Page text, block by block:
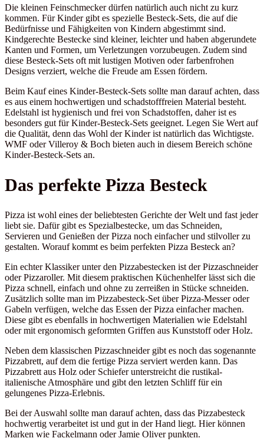
Die kleinen Feinschmecker dürfen natürlich auch nicht zu kurz
kommen. Für Kinder gibt es spezielle Besteck-Sets, die auf die
Bedürfnisse und Fähigkeiten von Kindern abgestimmt sind.
Kindgerechte Bestecke sind kleiner, leichter und haben abgerundete
Kanten und Formen, um Verletzungen vorzubeugen. Zudem sind
diese Besteck-Sets oft mit lustigen Motiven oder farbenfrohen
Designs verziert, welche die Freude am Essen fördern.
Beim Kauf eines Kinder-Besteck-Sets sollte man darauf achten, dass
es aus einem hochwertigen und schadstofffreien Material besteht.
Edelstahl ist hygienisch und frei von Schadstoffen, daher ist es
besonders gut für Kinder-Besteck-Sets geeignet. Legen Sie Wert auf
die Qualität, denn das Wohl der Kinder ist natürlich das Wichtigste.
WMF oder Villeroy & Boch bieten auch in diesem Bereich schöne
Kinder-Besteck-Sets an.
Das perfekte Pizza Besteck
Pizza ist wohl eines der beliebtesten Gerichte der Welt und fast jeder
liebt sie. Dafür gibt es Spezialbestecke, um das Schneiden,
Servieren und Genießen der Pizza noch einfacher und stilvoller zu
gestalten. Worauf kommt es beim perfekten Pizza Besteck an?
Ein echter Klassiker unter den Pizzabestecken ist der Pizzaschneider
oder Pizzaroller. Mit diesem praktischen Küchenhelfer lässt sich die
Pizza schnell, einfach und ohne zu zerreißen in Stücke schneiden.
Zusätzlich sollte man im Pizzabesteck-Set über Pizza-Messer oder
Gabeln verfügen, welche das Essen der Pizza einfacher machen.
Diese gibt es ebenfalls in hochwertigen Materialien wie Edelstahl
oder mit ergonomisch geformten Griffen aus Kunststoff oder Holz.
Neben dem klassischen Pizzaschneider gibt es noch das sogenannte
Pizzabrett, auf dem die fertige Pizza serviert werden kann. Das
Pizzabrett aus Holz oder Schiefer unterstreicht die rustikal-
italienische Atmosphäre und gibt den letzten Schliff für ein
gelungenes Pizza-Erlebnis.
Bei der Auswahl sollte man darauf achten, dass das Pizzabesteck
hochwertig verarbeitet ist und gut in der Hand liegt. Hier können
Marken wie Fackelmann oder Jamie Oliver punkten.